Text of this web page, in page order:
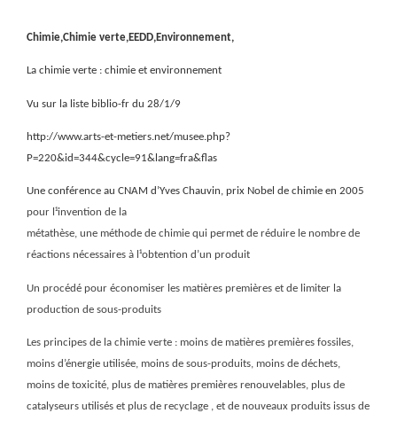
Chimie,Chimie verte,EEDD,Environnement,
La chimie verte : chimie et environnement
Vu sur la liste biblio-fr du 28/1/9
http://www.arts-et-metiers.net/musee.php?
P=220&id=344&cycle=91&lang=fra&flas
Une conférence au CNAM d’Yves Chauvin, prix Nobel de chimie en 2005
pour l¹invention de la
métathèse, une méthode de chimie qui permet de réduire le nombre de
réactions nécessaires à l¹obtention d’un produit
Un procédé pour économiser les matières premières et de limiter la
production de sous-produits
Les principes de la chimie verte : moins de matières premières fossiles,
moins d’énergie utilisée, moins de sous-produits, moins de déchets,
moins de toxicité, plus de matières premières renouvelables, plus de
catalyseurs utilisés et plus de recyclage , et de nouveaux produits issus de